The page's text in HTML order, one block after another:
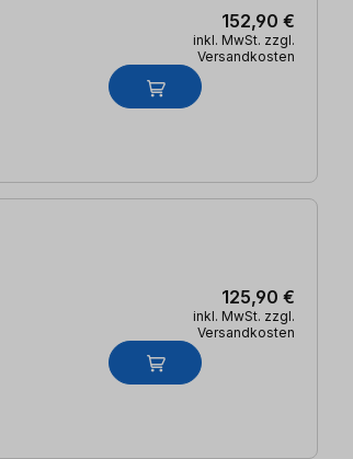
152,90 €
inkl. MwSt. zzgl.
Versandkosten
125,90 €
inkl. MwSt. zzgl.
Versandkosten